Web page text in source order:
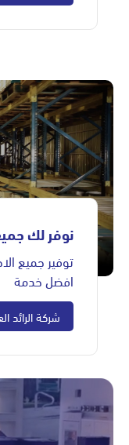
نوفر لك
توفير جميع
افضل خدمة
شركة الرائد